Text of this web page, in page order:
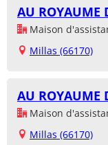
AU ROYAUME
Maison
Millas (66170)
AU ROYAUME
Maison
Millas (66170)